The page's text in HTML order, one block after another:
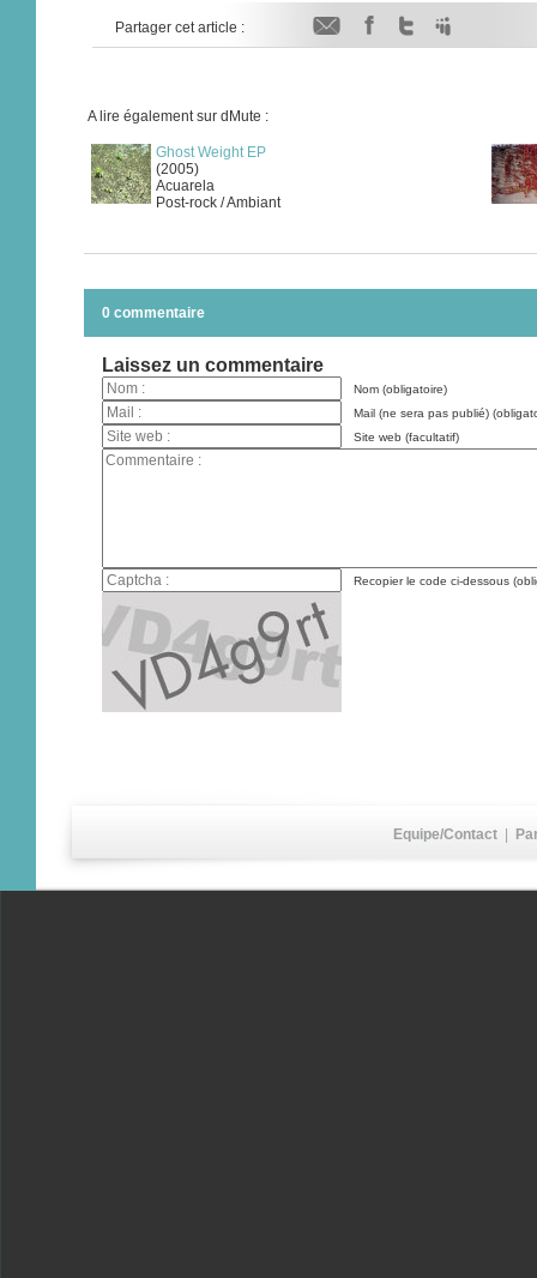
Partager cet article :
A lire également sur dMute :
Ghost Weight EP
(2005)
Acuarela
Post-rock / Ambiant
0 commentaire
Laissez un commentaire
Nom (obligatoire)
Mail (ne sera pas publié)
Site web (facultatif)
Recopier le code ci-dessous
Equipe/Contact